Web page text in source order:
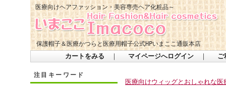
保護帽子＆医療かつらと医療用帽子公式HPいまここ通販本店
医療向けヘアファッション・美容専売ヘア化粧品～
カートをみる ｜ マイページへログイン ｜ ご
注目キーワード
医療向けウィッグとおしゃれな